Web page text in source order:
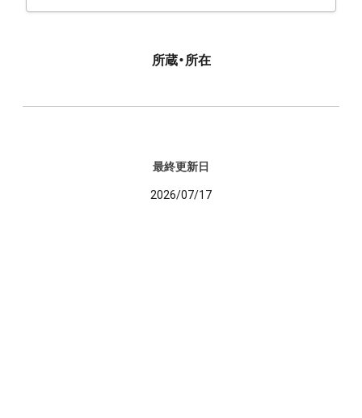
所蔵・所在
最終更新日
2026/07/17